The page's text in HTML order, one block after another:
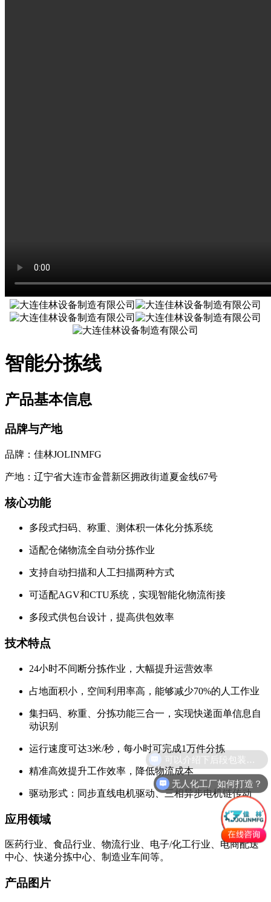
智能分拣线
产品基本信息
品牌与产地
品牌：佳林JOLINMFG
产地：辽宁省大连市金普新区拥政街道夏金线67号
核心功能
多段式扫码、称重、测体积一体化分拣系统
适配仓储物流全自动分拣作业
支持自动扫描和人工扫描两种方式
可适配AGV和CTU系统，实现智能化物流衔接
多段式供包台设计，提高供包效率
技术特点
24小时不间断分拣作业，大幅提升运营效率
占地面积小，空间利用率高，能够减少70%的人工作业
集扫码、称重、分拣功能三合一，实现快递面单信息自
动识别
运行速度可达3米/秒，每小时可完成1万件分拣
精准高效提升工作效率，降低物流成本
驱动形式：同步直线电机驱动、三相异步电机链传动
应用领域
医药行业、食品行业、物流行业、电子/化工行业、电商配送
中心、快递分拣中心、制造业车间等。
产品图片
无人化工厂如何打造？